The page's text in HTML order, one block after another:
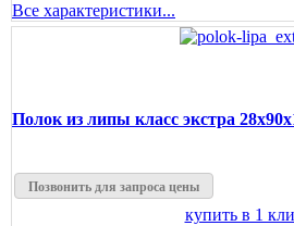
Все характеристики...
Полок из липы класс экстра
Позвонить для запроса цены
купить в 1